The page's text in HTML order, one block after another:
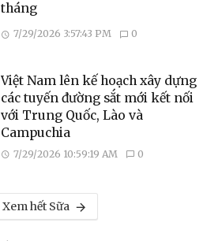
tháng
7/29/2026 3:57:43 PM 0
Việt Nam lên kế hoạch xây dựng
các tuyến đường sắt mới kết nối
với Trung Quốc, Lào và
Campuchia
7/29/2026 10:59:19 AM 0
Xem hết Sữa